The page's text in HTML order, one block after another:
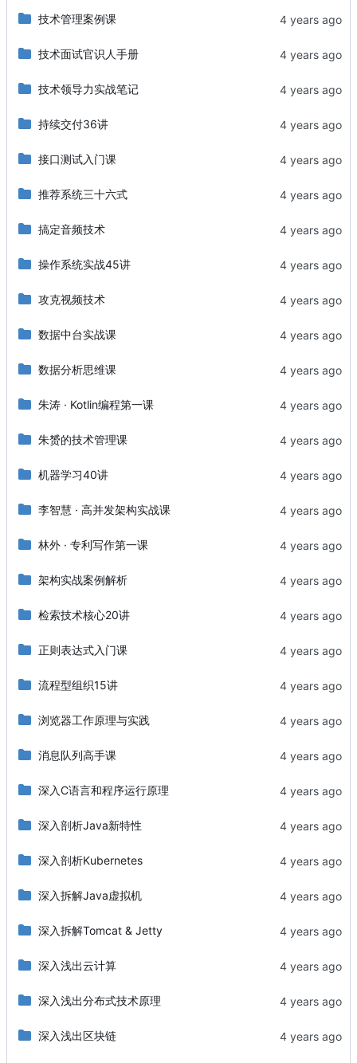
技术管理案例课
技术面试官识人手册
技术领导力实战笔记
持续交付36讲
接口测试入门课
推荐系统三十六式
搞定音频技术
操作系统实战45讲
攻克视频技术
数据中台实战课
数据分析思维课
朱涛 · Kotlin编程第一课
朱赟的技术管理课
机器学习40讲
李智慧 · 高并发架构实战课
林外 · 专利写作第一课
架构实战案例解析
检索技术核心20讲
正则表达式入门课
流程型组织15讲
浏览器工作原理与实践
消息队列高手课
深入C语言和程序运行原理
深入剖析Java新特性
深入剖析Kubernetes
深入拆解Java虚拟机
深入拆解Tomcat & Jetty
深入浅出云计算
深入浅出分布式技术原理
深入浅出区块链